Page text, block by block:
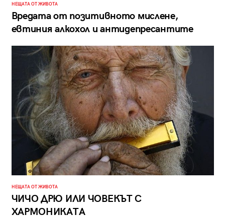
НЕЩАТА ОТ ЖИВОТА
Вредата от позитивното мислене,
евтиния алкохол и антидепресантите
НЕЩАТА ОТ ЖИВОТА
ЧИЧО ДРЮ ИЛИ ЧОВЕКЪТ С
ХАРМОНИКАТА